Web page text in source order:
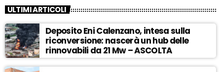
ULTIMI ARTICOLI
Deposito Eni Calenzano, intesa sulla
riconversione: nascerà un hub delle
rinnovabili da 21 Mw – ASCOLTA